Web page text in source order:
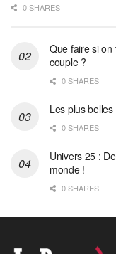
0 SHARES
Que faire si on
couple ?
0 SHARES
Les plus
0 SHARES
Univers 25 :
monde !
0 SHARES